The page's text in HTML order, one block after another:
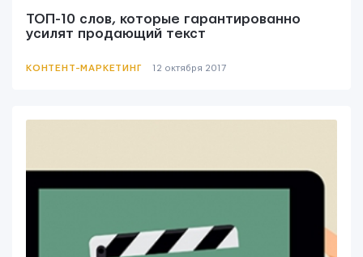
ТОП-10 слов, которые гарантированно
усилят продающий текст
КОНТЕНТ-МАРКЕТИНГ 12 октября 2017